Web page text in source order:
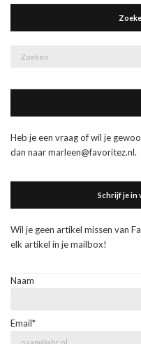
Heb je een vraag of wil je
dan naar marleen@favoritez.nl.
Schrijf je in
Wil je geen artikel missen van
elk artikel in je mailbox!
Naam
Email*